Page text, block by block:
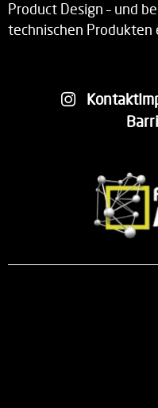
Product Design – und
technischen Produkten
Kontakt